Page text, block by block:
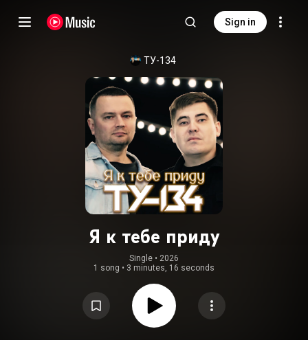
Sign in
ТУ-134
Я к тебе приду
Single • 2026
1 song • 3 minutes, 16 seconds